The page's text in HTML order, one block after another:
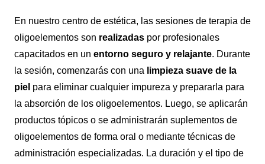
En nuestro centro de estética, las sesiones de terapia de
oligoelementos son realizadas por profesionales
capacitados en un entorno seguro y relajante. Durante
la sesión, comenzarás con una limpieza suave de la
piel para eliminar cualquier impureza y prepararla para
la absorción de los oligoelementos. Luego, se aplicarán
productos tópicos o se administrarán suplementos de
oligoelementos de forma oral o mediante técnicas de
administración especializadas. La duración y el tipo de